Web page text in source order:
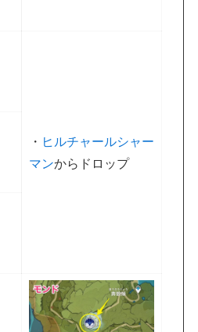
・ ヒルチャールシャー
マンからドロップ